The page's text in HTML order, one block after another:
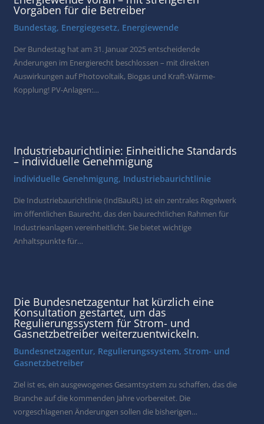
Vorgaben für die Betreiber
Bundestag, Energiegesetz, Energiewende
Der Bundestag hat am 31. Januar 2025 entscheidende
Änderungen im Energierecht beschlossen – mit direkten
Auswirkungen auf Photovoltaik, Biogas und Kraft-Wärme-
Kopplung! PV-Anlagen:…
Industriebaurichtlinie: Einheitliche Standards
– individuelle Genehmigung
individuelle Genehmigung, Industriebaurichtlinie
Die Industriebaurichtlinie (IndBauRL) ist ein zentrales Regelwerk
im öffentlichen Baurecht, das den baurechtlichen Rahmen für
Industrieanlagen vereinheitlicht. Sie bietet wichtige
Anhaltspunkte für…
Die Bundesnetzagentur hat kürzlich eine
Konsultation gestartet, um das
Regulierungssystem für Strom- und
Gasnetzbetreiber weiterzuentwickeln.
Bundesnetzagentur, Regulierungssystem,Strom- und
Gasnetzbetreiber
Ziel ist es, ein ausgewogenes Gesamtsystem zu schaffen, das die
Branche auf die kommenden Jahre vorbereitet. Die
vorgeschlagenen Änderungen sollen die bisherigen…